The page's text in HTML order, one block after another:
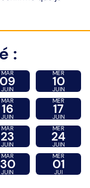
:
MAR
09
JUIN
MER
10
JUIN
MAR
16
JUIN
MER
17
JUIN
MAR
23
JUIN
MER
24
JUIN
MAR
30
JUIN
MER
01
JUI